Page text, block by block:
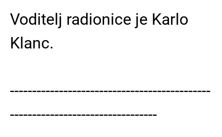
Voditelj radionice je Karlo
Klanc.
---------------------------------------------
---------------------------------